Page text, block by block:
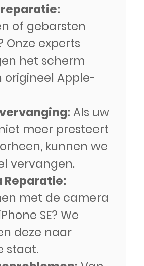
of gebarsten
Onze experts
het scherm
origineel Apple-
Als uw
meer presteert
kunnen we
vervangen.
Reparatie:
met de camera
SE? We
deze naar
staat.